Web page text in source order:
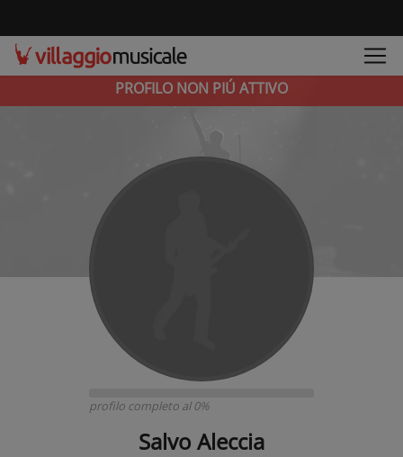
PROFILO NON PIÚ ATTIVO
profilo completo al 0%
Salvo Aleccia